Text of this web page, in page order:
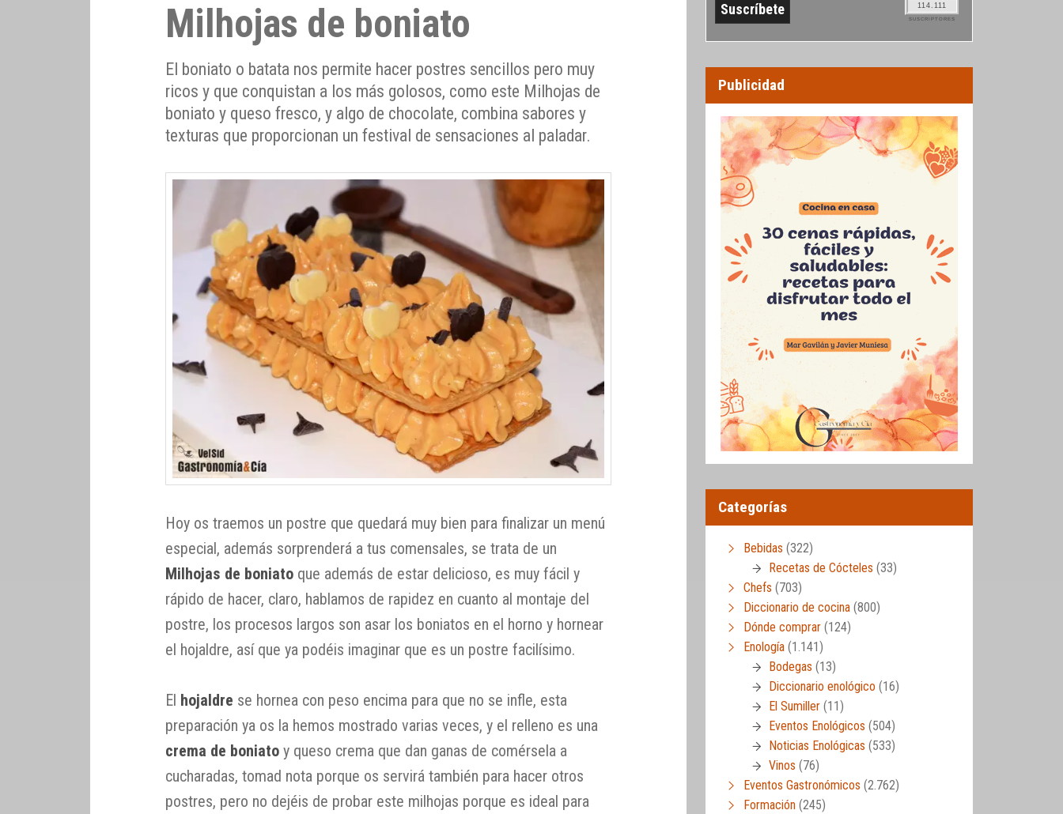
Milhojas de boniato
El boniato o batata nos permite hacer postres sencillos pero muy
ricos y que conquistan a los más golosos, como este Milhojas de
boniato y queso fresco, y algo de chocolate, combina sabores y
texturas que proporcionan un festival de sensaciones al paladar.
Hoy os traemos un postre que quedará muy bien para finalizar un menú
especial, además sorprenderá a tus comensales, se trata de un
Milhojas de boniato que además de estar delicioso, es muy fácil y
rápido de hacer, claro, hablamos de rapidez en cuanto al montaje del
postre, los procesos largos son asar los boniatos en el horno y hornear
el hojaldre, así que ya podéis imaginar que es un postre facilísimo.
El hojaldre se hornea con peso encima para que no se infle, esta
preparación ya os la hemos mostrado varias veces, y el relleno es una
crema de boniato y queso crema que dan ganas de comérsela a
cucharadas, tomad nota porque os servirá también para hacer otros
postres, pero no dejéis de probar este milhojas porque es ideal para
114.111
SUSCRIPTORES
Publicidad
Categorías
Bebidas (322)
Recetas de Cócteles (33)
Chefs (703)
Diccionario de cocina (800)
Dónde comprar (124)
Enología (1.141)
Bodegas (13)
Diccionario enológico (16)
El Sumiller (11)
Eventos Enológicos (504)
Noticias Enológicas (533)
Vinos (76)
Eventos Gastronómicos (2.762)
Formación (245)